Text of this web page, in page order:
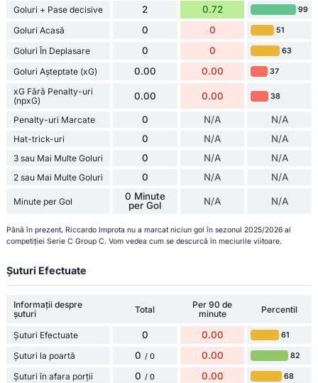
Goluri + Pase decisive 2 0.72 99
Goluri Acasă 0 0 51
Goluri În Deplasare 0 0 63
Goluri Așteptate (xG) 0.00 0.00 37
xG Fără Penalty-uri
(npxG)
0.00 0.00 38
Penalty-uri Marcate 0 N/A N/A
Hat-trick-uri 0 N/A N/A
3 sau Mai Multe Goluri 0 N/A N/A
2 sau Mai Multe Goluri 0 N/A N/A
Minute per Gol
0 Minute
per Gol
N/A N/A
Până în prezent, Riccardo Improta nu a marcat niciun gol în sezonul 2025/2026 al
competiției Serie C Group C. Vom vedea cum se descurcă în meciurile viitoare.
Șuturi Efectuate
Informații despre
șuturi
Total
Per 90 de
minute
Percentil
Șuturi Efectuate 0 0.00 61
Șuturi la poartă 0 / 0 0.00 82
Șuturi în afara porții 0 / 0 0.00 68